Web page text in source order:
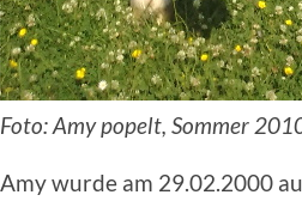
Foto: Amy popelt, Sommer
Amy wurde am 29.02.2000